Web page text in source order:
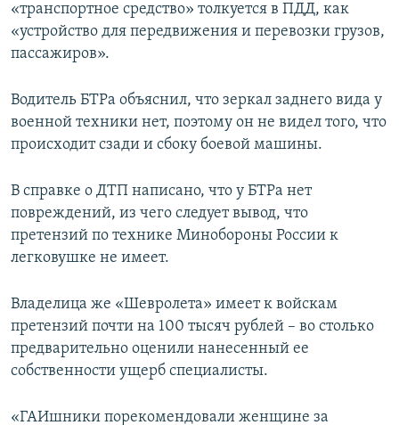
«транспортное средство» толкуется в ПДД, как
«устройство для передвижения и перевозки грузов,
пассажиров».
Водитель БТРа объяснил, что зеркал заднего вида у
военной техники нет, поэтому он не видел того, что
происходит сзади и сбоку боевой машины.
В справке о ДТП написано, что у БТРа нет
повреждений, из чего следует вывод, что
претензий по технике Минобороны России к
легковушке не имеет.
Владелица же «Шевролета» имеет к войскам
претензий почти на 100 тысяч рублей – во столько
предварительно оценили нанесенный ее
собственности ущерб специалисты.
«ГАИшники порекомендовали женщине за